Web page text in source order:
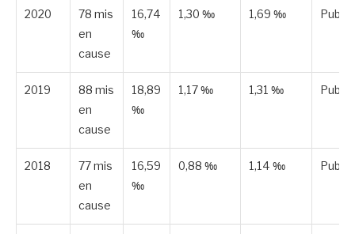
2020
78 mis
en
cause
16,74
‰
1,30 ‰ 1,69 ‰
2019
88 mis
en
cause
18,89
‰
1,17 ‰ 1,31 ‰
2018
77 mis
en
cause
16,59
‰
0,88 ‰ 1,14 ‰